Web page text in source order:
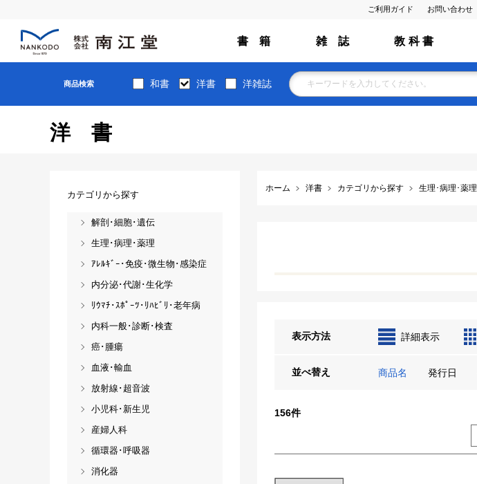
ご利用ガイド お問い合わせ
書 籍 雑 誌 教 科 書
商品検索 和書 洋書 洋雑誌
洋書
ホーム 洋書 カテゴリから探す 生理･病理･薬理
表示方法 詳細表示
並べ替え 商品名 発行日
156件
カテゴリから探す
解剖･細胞･遺伝
生理･病理･薬理
ｱﾚﾙｷﾞｰ･免疫･微生物･感染症
内分泌･代謝･生化学
ﾘｳﾏﾁ･ｽﾎﾟｰﾂ･ﾘﾊﾋﾞﾘ･老年病
内科一般･診断･検査
癌･腫瘍
血液･輸血
放射線･超音波
小児科･新生児
産婦人科
循環器･呼吸器
消化器